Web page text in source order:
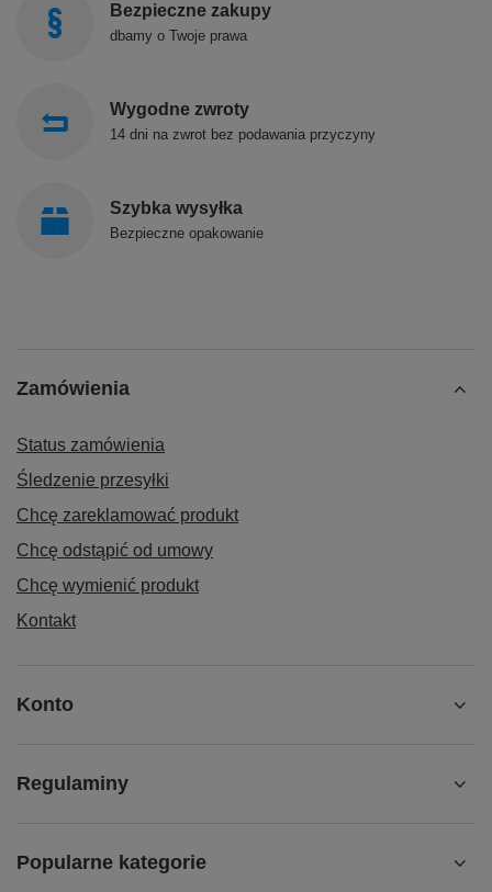
Bezpieczne zakupy
dbamy o Twoje prawa
Wygodne zwroty
14 dni na zwrot bez podawania przyczyny
Szybka wysyłka
Bezpieczne opakowanie
Zamówienia
Status zamówienia
Śledzenie przesyłki
Chcę zareklamować produkt
Chcę odstąpić od umowy
Chcę wymienić produkt
Kontakt
Konto
Regulaminy
Popularne kategorie